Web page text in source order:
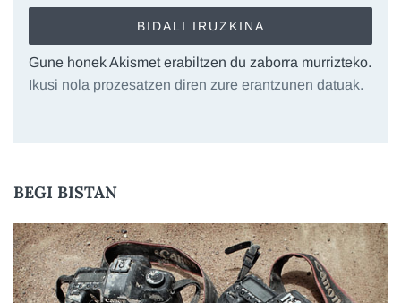
Gune honek Akismet erabiltzen du zaborra murrizteko.
Ikusi nola prozesatzen diren zure erantzunen datuak.
BEGI BISTAN